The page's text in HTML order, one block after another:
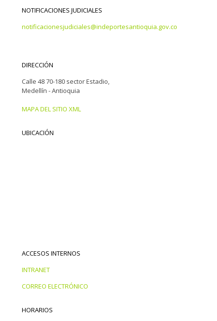
NOTIFICACIONES JUDICIALES
notificacionesjudiciales@indeportesantioquia.gov.co
DIRECCIÓN
Calle 48 70-180 sector Estadio,
Medellín - Antioquia
MAPA DEL SITIO XML
UBICACIÓN
ACCESOS INTERNOS
INTRANET
CORREO ELECTRÓNICO
HORARIOS